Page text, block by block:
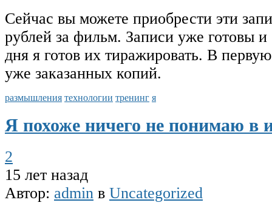
Сейчас вы можете приобрести эти
рублей за фильм. Записи уже готовы и
дня я готов их тиражировать. В
уже заказанных копий.
размышления технологии тренинг я
Я похоже ничего не понимаю в
2
15 лет назад
Автор: admin в Uncategorized